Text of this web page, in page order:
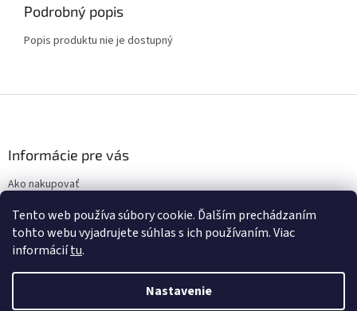
Tento web používa súbory cookie. Ďalším prechádzaním
tohto webu vyjadrujete súhlas s ich používaním. Viac
informáciítu.
Nastavenie
Podrobný popis
Popis produktu nie je dostupný
i
Informácie pre vás
Ako nakupovať
Podmienky ochrany osobných údajov
Vytvoril Shoptet